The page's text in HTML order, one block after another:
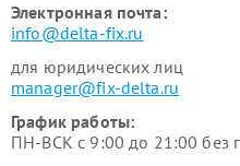
Электронная почта:
info@delta-fix.ru
для юридических лиц
manager@fix-delta.ru
График работы:
ПН-ВСК с 9:00 до 21:00 без